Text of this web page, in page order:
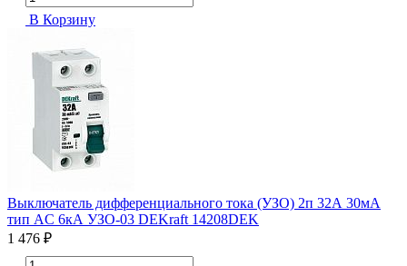
В Корзину
Выключатель дифференциального тока (УЗО) 2п 32А 30мА
тип AC 6кА УЗО-03 DEKraft 14208DEK
1 476 ₽